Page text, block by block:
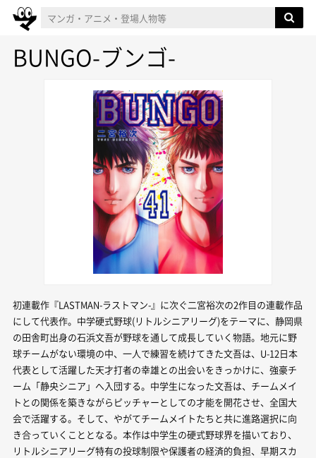
BUNGO-ブンゴ-
初連載作『LASTMAN-ラストマン-』に次ぐ二宮裕次の2作目の連載作品
にして代表作。中学硬式野球(リトルシニアリーグ)をテーマに、静岡県
の田舎町出身の石浜文吾が野球を通して成長していく物語。地元に野
球チームがない環境の中、一人で練習を続けてきた文吾は、U-12日本
代表として活躍した天才打者の幸雄との出会いをきっかけに、強豪チ
ーム「静央シニア」へ入団する。中学生になった文吾は、チームメイ
トとの関係を築きながらピッチャーとしての才能を開花させ、全国大
会で活躍する。そして、やがてチームメイトたちと共に進路選択に向
き合っていくこととなる。本作は中学生の硬式野球界を描いており、
リトルシニアリーグ特有の投球制限や保護者の経済的負担、早期スカ